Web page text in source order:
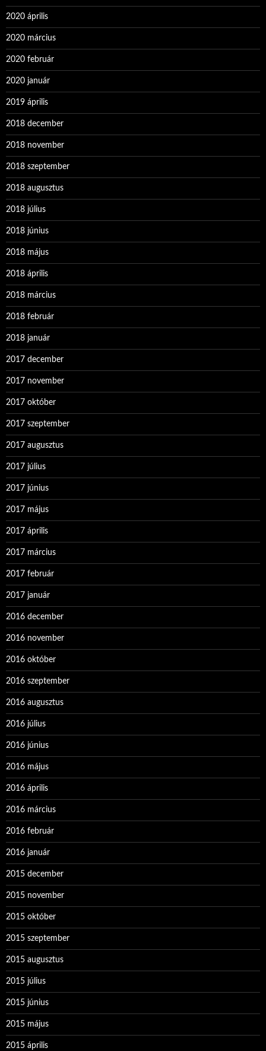
2020 április
2020 március
2020 február
2020 január
2019 április
2018 december
2018 november
2018 szeptember
2018 augusztus
2018 július
2018 június
2018 május
2018 április
2018 március
2018 február
2018 január
2017 december
2017 november
2017 október
2017 szeptember
2017 augusztus
2017 július
2017 június
2017 május
2017 április
2017 március
2017 február
2017 január
2016 december
2016 november
2016 október
2016 szeptember
2016 augusztus
2016 július
2016 június
2016 május
2016 április
2016 március
2016 február
2016 január
2015 december
2015 november
2015 október
2015 szeptember
2015 augusztus
2015 július
2015 június
2015 május
2015 április